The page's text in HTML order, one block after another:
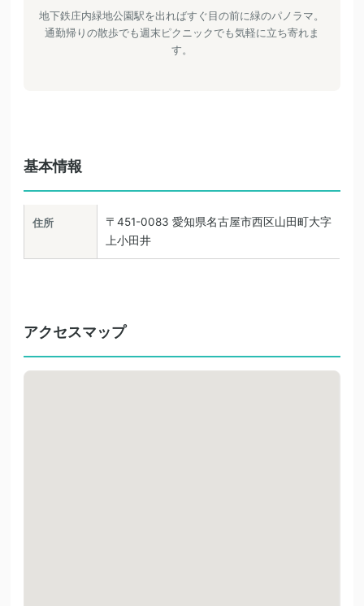
地下鉄庄内緑地公園駅を出ればすぐ目の前に緑のパノラマ。
通勤帰りの散歩でも週末ピクニックでも気軽に立ち寄れま
す。
基本情報
住所
〒451-0083 愛知県名古屋市西区山田町大字
上小田井
アクセスマップ